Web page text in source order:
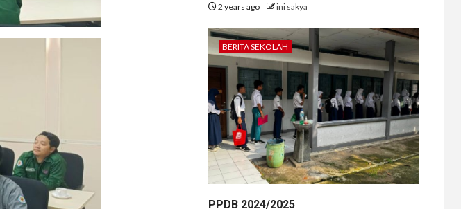
2 years ago ini sakya
BERITA SEKOLAH
PPDB 2024/2025